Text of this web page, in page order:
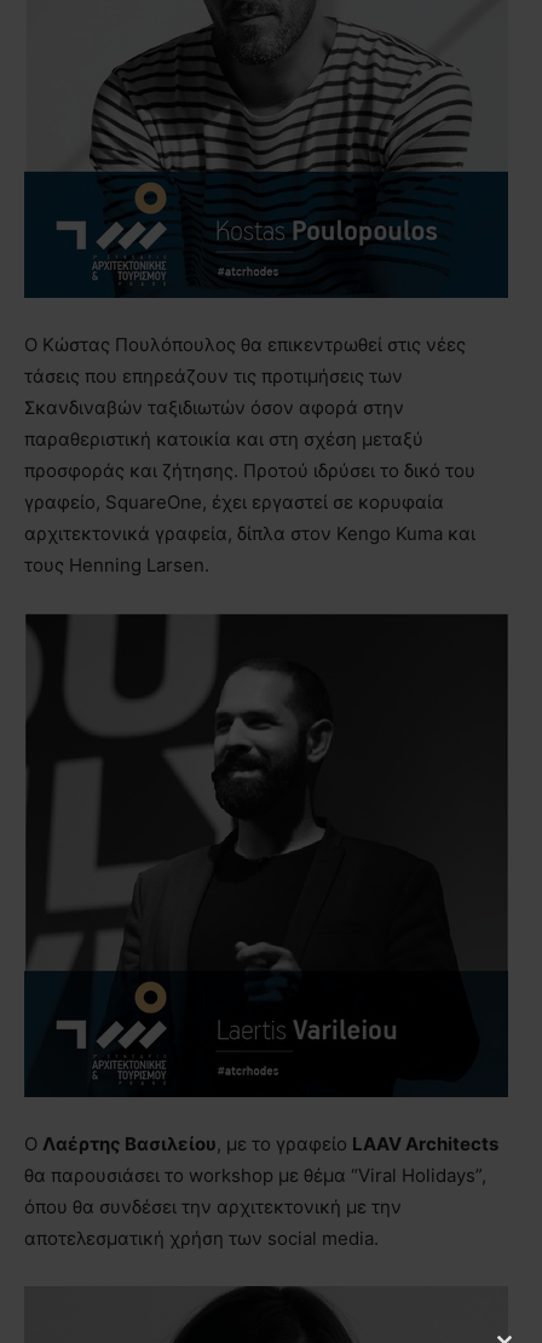
Ο Κώστας Πουλόπουλος θα επικεντρωθεί στις νέες
τάσεις που επηρεάζουν τις προτιμήσεις των
Σκανδιναβών ταξιδιωτών όσον αφορά στην
παραθεριστική κατοικία και στη σχέση μεταξύ
προσφοράς και ζήτησης. Προτού ιδρύσει το δικό του
γραφείο, SquareOne, έχει εργαστεί σε κορυφαία
αρχιτεκτονικά γραφεία, δίπλα στον Kengo Kuma και
τους Henning Larsen.
Ο Λαέρτης Βασιλείου, με το γραφείο LAAV Architects
θα παρουσιάσει το workshop με θέμα “Viral Holidays”,
όπου θα συνδέσει την αρχιτεκτονική με την
αποτελεσματική χρήση των social media.